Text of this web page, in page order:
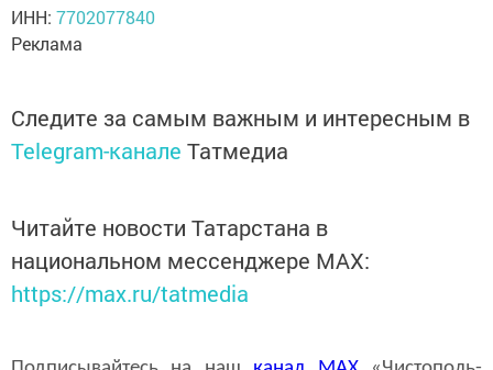
ИНН: 7702077840
Реклама
Следите за самым важным и интересным в
Telegram-канале Татмедиа
Читайте новости Татарстана в
национальном мессенджере MАХ:
https://max.ru/tatmedia